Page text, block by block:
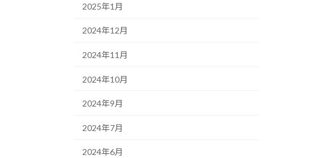
2025年1月
2024年12月
2024年11月
2024年10月
2024年9月
2024年7月
2024年6月